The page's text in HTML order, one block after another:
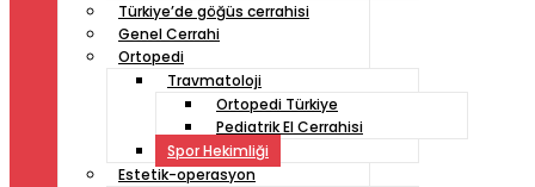
Türkiye’de göğüs cerrahisi
Genel Cerrahi
Ortopedi
Travmatoloji
Ortopedi Türkiye
Pediatrik El Cerrahisi
Spor Hekimliği
Estetik-operasyon